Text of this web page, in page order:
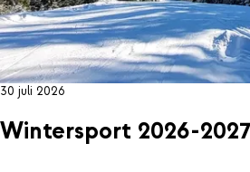
30 juli 2026
Wintersport 2026-2027